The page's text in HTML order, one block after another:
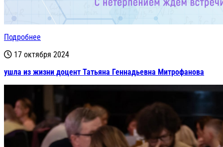
Подробнее
17 октября 2024
ушла из жизни доцент Татьяна Геннадьевна Митрофанова